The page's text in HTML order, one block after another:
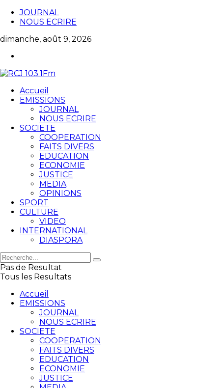
JOURNAL
NOUS ECRIRE
dimanche, août 9, 2026
Accueil
EMISSIONS
JOURNAL
NOUS ECRIRE
SOCIETE
COOPERATION
FAITS DIVERS
EDUCATION
ECONOMIE
JUSTICE
MEDIA
OPINIONS
SPORT
CULTURE
VIDEO
INTERNATIONAL
DIASPORA
Pas de Resultat
Tous les Resultats
Accueil
EMISSIONS
JOURNAL
NOUS ECRIRE
SOCIETE
COOPERATION
FAITS DIVERS
EDUCATION
ECONOMIE
JUSTICE